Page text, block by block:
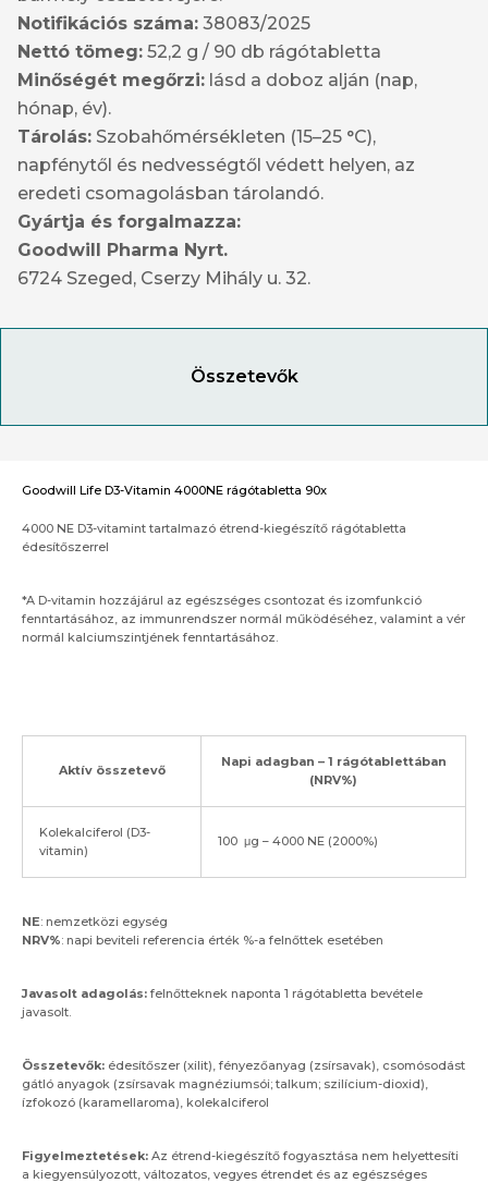
Összetevők
Notifikációs száma: 38083/2025
Nettó tömeg: 52,2 g / 90 db rágótabletta
Minőségét megőrzi: lásd a doboz alján (nap,
hónap, év).
Tárolás: Szobahőmérsékleten (15–25 °C),
napfénytől és nedvességtől védett helyen, az
eredeti csomagolásban tárolandó.
Gyártja és forgalmazza:
Goodwill Pharma Nyrt.
6724 Szeged, Cserzy Mihály u. 32.
Goodwill Life D3-Vitamin 4000NE rágótabletta 90x
4000 NE D3-vitamint tartalmazó étrend-kiegészítő rágótabletta
édesítőszerrel
*A D-vitamin hozzájárul az egészséges csontozat és izomfunkció
fenntartásához, az immunrendszer normál működéséhez, valamint a vér
normál kalciumszintjének fenntartásához.
Aktív összetevő
Napi adagban – 1 rágótablettában
(NRV%)
Kolekalciferol (D3-
vitamin)
100 μg – 4000 NE (2000%)
NE: nemzetközi egység
NRV%: napi beviteli referencia érték %-a felnőttek esetében
Javasolt adagolás: felnőtteknek naponta 1 rágótabletta bevétele
javasolt.
Összetevők: édesítőszer (xilit), fényezőanyag (zsírsavak), csomósodást
gátló anyagok (zsírsavak magnéziumsói; talkum; szilícium-dioxid),
ízfokozó (karamellaroma), kolekalciferol
Figyelmeztetések: Az étrend-kiegészítő fogyasztása nem helyettesíti
a kiegyensúlyozott, változatos, vegyes étrendet és az egészséges